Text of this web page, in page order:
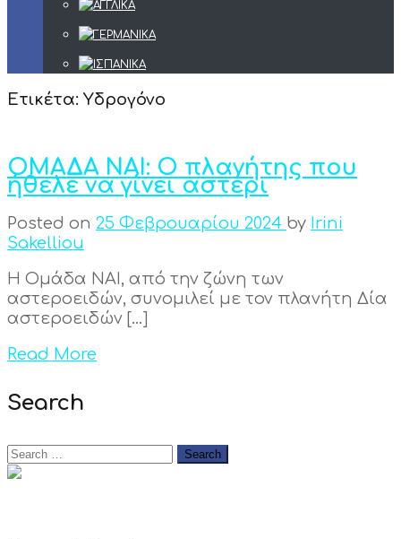
Ετικέτα: Υδρογόνο
ΟΜΑΔΑ ΝΑΙ: Ο πλανήτης που
ήθελε να γίνει αστέρι
Posted on 25 Φεβρουαρίου 2024 by Irini
Sakelliou
Η Ομάδα ΝΑΙ, από την ζώνη των
αστεροειδών, συνομιλεί με τον πλανήτη Δία
αστεροειδών […]
Read More
Search